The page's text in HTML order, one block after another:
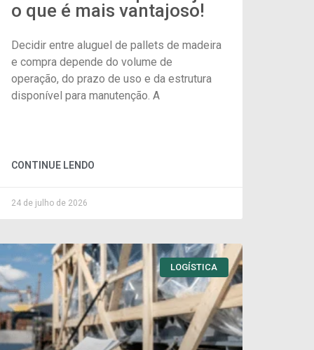
o que é mais vantajoso!
Decidir entre aluguel de pallets de madeira
e compra depende do volume de
operação, do prazo de uso e da estrutura
disponível para manutenção. A
CONTINUE LENDO
24 de julho de 2026
LOGÍSTICA